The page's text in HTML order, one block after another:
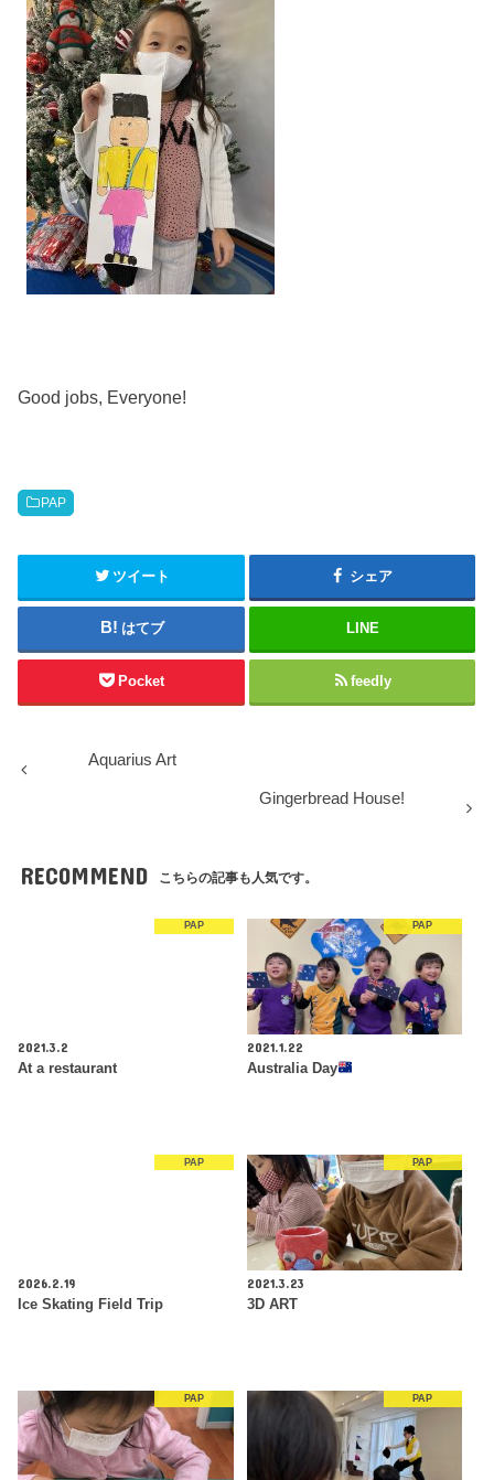
Good jobs, Everyone!
PAP
ツイート シェア
はてブ LINE
Pocket feedly
Aquarius Art
Gingerbread House!
RECOMMEND こちらの記事も人気です。
PAP
2021.3.2
At a restaurant
PAP
2021.1.22
Australia Day
PAP
2026.2.19
Ice Skating Field Trip
PAP
2021.3.23
3D ART
PAP PAP